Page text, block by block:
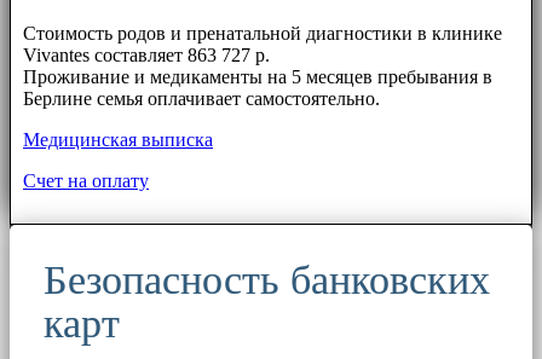
Стоимость родов и пренатальной диагностики в клинике
Vivantes составляет 863 727 р.
Проживание и медикаменты на 5 месяцев пребывания в
Берлине семья оплачивает самостоятельно.
Медицинская выписка
Счет на оплату
Безопасность банковских
карт